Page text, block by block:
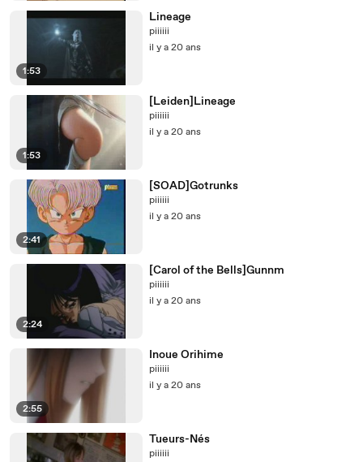
1:53
Lineage
piiiiii
il y a 20 ans
1:53
[Leiden]Lineage
piiiiii
il y a 20 ans
2:41
[SOAD]Gotrunks
piiiiii
il y a 20 ans
2:24
[Carol of the Bells]Gunnm
piiiiii
il y a 20 ans
2:55
Inoue Orihime
piiiiii
il y a 20 ans
Tueurs-Nés
piiiiii